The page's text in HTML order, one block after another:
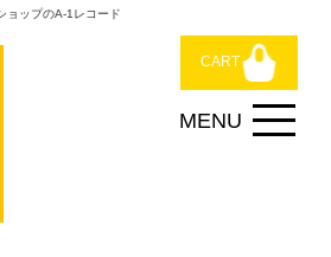
ョップのA-1レコード
CART